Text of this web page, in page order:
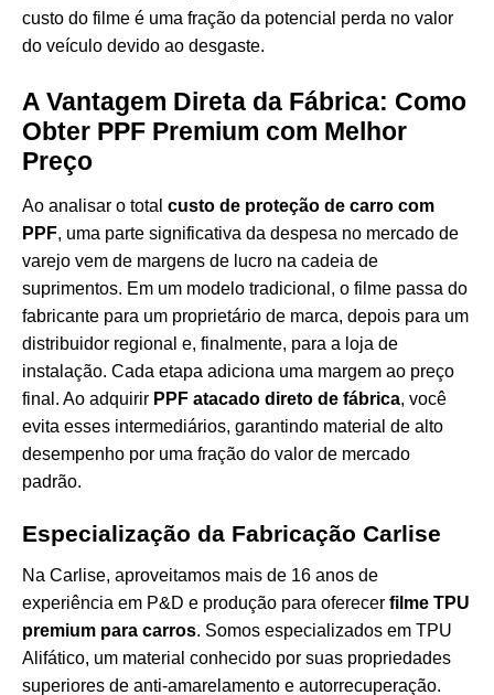
custo do filme é uma fração da potencial perda no valor
do veículo devido ao desgaste.
A Vantagem Direta da Fábrica: Como
Obter PPF Premium com Melhor
Preço
Ao analisar o total custo de proteção de carro com
PPF, uma parte significativa da despesa no mercado de
varejo vem de margens de lucro na cadeia de
suprimentos. Em um modelo tradicional, o filme passa do
fabricante para um proprietário de marca, depois para um
distribuidor regional e, finalmente, para a loja de
instalação. Cada etapa adiciona uma margem ao preço
final. Ao adquirir PPF atacado direto de fábrica, você
evita esses intermediários, garantindo material de alto
desempenho por uma fração do valor de mercado
padrão.
Especialização da Fabricação Carlise
Na Carlise, aproveitamos mais de 16 anos de
experiência em P&D e produção para oferecer filme TPU
premium para carros. Somos especializados em TPU
Alifático, um material conhecido por suas propriedades
superiores de anti-amarelamento e autorrecuperação.